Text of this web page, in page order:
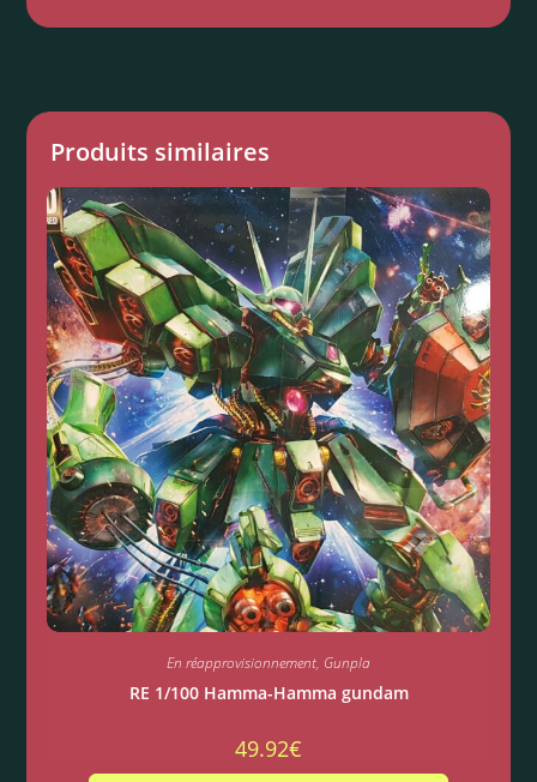
Produits similaires
En réapprovisionnement, Gunpla
RE 1/100 Hamma-Hamma gundam
49.92€